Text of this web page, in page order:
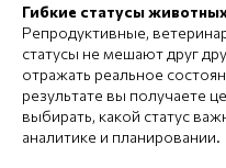
Гибкие статусы
Репродуктивные,
статусы не мешают друг
отражать реальное
результате вы получаете
выбирать, какой статус
аналитике и планировании.